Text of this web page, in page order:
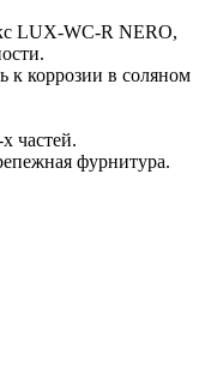
LUX-WC-R NERO,
к коррозии в соляном
частей.
фурнитура.